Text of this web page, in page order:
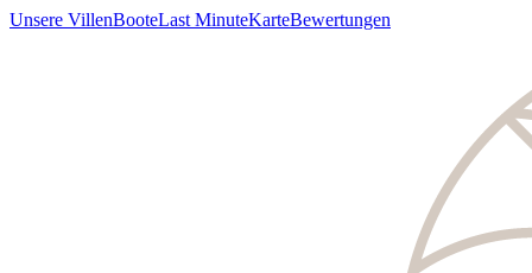
Unsere VillenBooteLast MinuteKarteBewertungen